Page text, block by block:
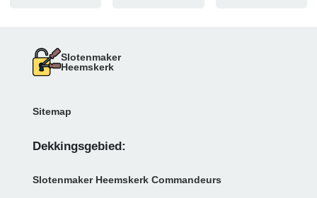
Slotenmaker
Heemskerk
Sitemap
Dekkingsgebied:
Slotenmaker Heemskerk Commandeurs